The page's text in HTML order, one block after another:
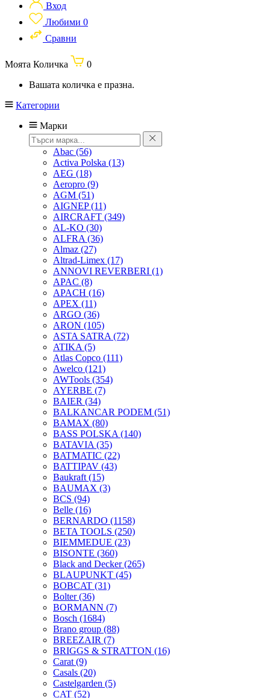
Вход
Любими 0
Сравни
Моята Количка
0
Вашата количка е празна.
Категории
Марки
Abac (56)
Activa Polska (13)
AEG (18)
Aeropro (9)
AGM (51)
AIGNEP(11)
AIRCRAFT (349)
AL-KO (30)
ALFRA (36)
Almaz (27)
Altrad-Limex (17)
ANNOVI REVERBERI (1)
APAC (8)
APACH (16)
APEX (11)
ARGO (36)
ARON (105)
ASTA SATRA (72)
ATIKA (5)
Atlas Copco (111)
Awelco (121)
AWTools (354)
AYERBE (7)
BAIER (34)
BALKANCAR PODEM (51)
BAMAX (80)
BASS POLSKA (140)
BATAVIA (35)
BATMATIC (22)
BATTIPAV (43)
Baukraft (15)
BAUMAX (3)
BCS (94)
Belle (16)
BERNARDO (1158)
BETA TOOLS (250)
BIEMMEDUE (23)
BISONTE (360)
Black and Decker(265)
BLAUPUNKT (45)
BOBCAT (31)
Bolter(36)
BORMANN (7)
Bosch (1684)
Brano group (88)
BREEZAIR (7)
BRIGGS & STRATTON (16)
Carat (9)
Casals (20)
Castelgarden (5)
CAT (52)